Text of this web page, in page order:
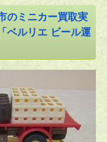
のミニカー買取実
ベルリエ ビール運